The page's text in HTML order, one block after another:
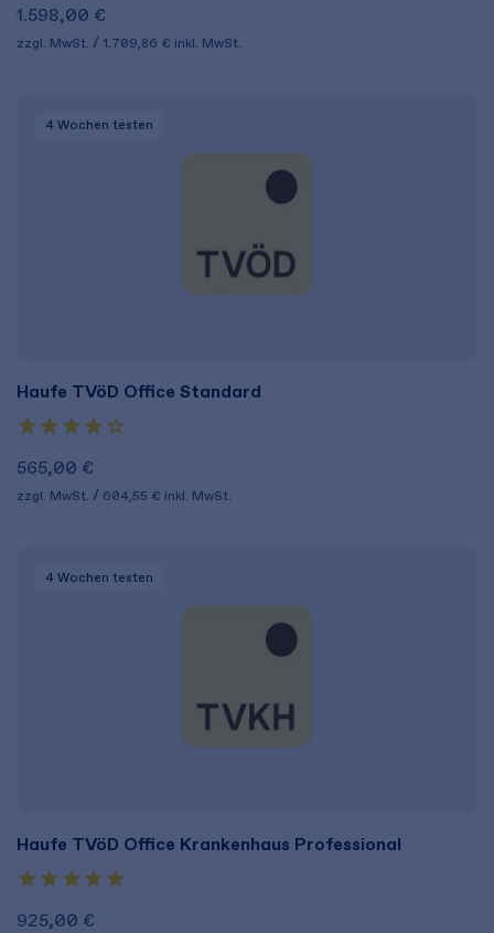
1.598,00 €
zzgl. MwSt. 1.709,86 € inkl. MwSt.
4 Wochen testen
Haufe TVöD Office Standard
565,00 €
zzgl. MwSt. 604,55 € inkl. MwSt.
4 Wochen testen
Haufe TVöD Office Krankenhaus Professional
925,00 €